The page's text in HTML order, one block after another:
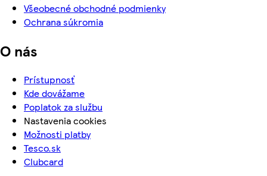
Všeobecné obchodné podmienky
Ochrana súkromia
O nás
Prístupnosť
Kde dovážame
Poplatok za službu
Nastavenia cookies
Možnosti platby
Tesco.sk
Clubcard